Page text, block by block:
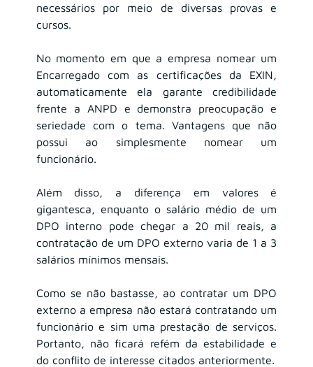
necessários por meio de diversas provas e
cursos.
No momento em que a empresa nomear um
Encarregado com as certificações da EXIN,
automaticamente ela garante credibilidade
frente a ANPD e demonstra preocupação e
seriedade com o tema. Vantagens que não
possui ao simplesmente nomear um
funcionário.
Além disso, a diferença em valores é
gigantesca, enquanto o salário médio de um
DPO interno pode chegar a 20 mil reais, a
contratação de um DPO externo varia de 1 a 3
salários mínimos mensais.
Como se não bastasse, ao contratar um DPO
externo a empresa não estará contratando um
funcionário e sim uma prestação de serviços.
Portanto, não ficará refém da estabilidade e
do conflito de interesse citados anteriormente.